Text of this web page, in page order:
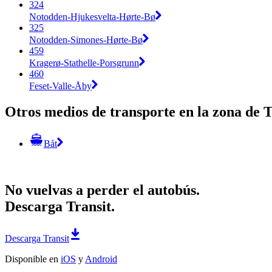
324
Notodden-Hjukesvelta-Hørte-Bø
325
Notodden-Simones-Hørte-Bø
459
Kragerø-Stathelle-Porsgrunn
460
Feset-Valle-Åby
Otros medios de transporte en la zona de
Båt
No vuelvas a perder el autobús.
Descarga Transit.
Descarga Transit
Disponible en iOS y Android